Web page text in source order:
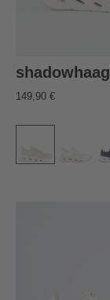
shadowhaag
149,90 €